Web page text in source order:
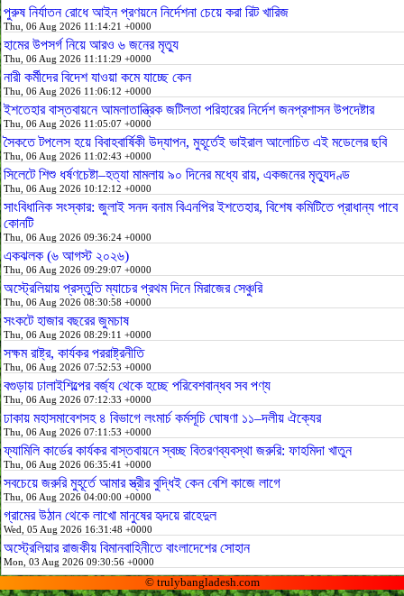
পুরুষ নির্যাতন রোধে আইন প্রণয়নে নির্দেশনা চেয়ে করা রিট খারিজ
Thu, 06 Aug 2026 11:14:21 +0000
হামের উপসর্গ নিয়ে আরও ৬ জনের মৃত্যু
Thu, 06 Aug 2026 11:11:29 +0000
নারী কর্মীদের বিদেশ যাওয়া কমে যাচ্ছে কেন
Thu, 06 Aug 2026 11:06:12 +0000
ইশতেহার বাস্তবায়নে আমলাতান্ত্রিক জটিলতা পরিহারের নির্দেশ জনপ্রশাসন উপদেষ্টার
Thu, 06 Aug 2026 11:05:07 +0000
সৈকতে টপলেস হয়ে বিবাহবার্ষিকী উদ্‌যাপন, মুহূর্তেই ভাইরাল আলোচিত এই মডেলের ছবি
Thu, 06 Aug 2026 11:02:43 +0000
সিলেটে শিশু ধর্ষণচেষ্টা–হত্যা মামলায় ৯০ দিনের মধ্যে রায়, একজনের মৃত্যুদণ্ড
Thu, 06 Aug 2026 10:12:12 +0000
সাংবিধানিক সংস্কার: জুলাই সনদ বনাম বিএনপির ইশতেহার, বিশেষ কমিটিতে প্রাধান্য পাবে
কোনটি
Thu, 06 Aug 2026 09:36:24 +0000
একঝলক (৬ আগস্ট ২০২৬)
Thu, 06 Aug 2026 09:29:07 +0000
অস্ট্রেলিয়ায় প্রস্তুতি ম্যাচের প্রথম দিনে মিরাজের সেঞ্চুরি
Thu, 06 Aug 2026 08:30:58 +0000
সংকটে হাজার বছরের জুমচাষ
Thu, 06 Aug 2026 08:29:11 +0000
সক্ষম রাষ্ট্র, কার্যকর পররাষ্ট্রনীতি
Thu, 06 Aug 2026 07:52:53 +0000
বগুড়ায় ঢালাইশিল্পের বর্জ্য থেকে হচ্ছে পরিবেশবান্ধব সব পণ্য
Thu, 06 Aug 2026 07:12:33 +0000
ঢাকায় মহাসমাবেশসহ ৪ বিভাগে লংমার্চ কর্মসূচি ঘোষণা ১১–দলীয় ঐক্যের
Thu, 06 Aug 2026 07:11:53 +0000
ফ্যামিলি কার্ডের কার্যকর বাস্তবায়নে স্বচ্ছ বিতরণব্যবস্থা জরুরি: ফাহমিদা খাতুন
Thu, 06 Aug 2026 06:35:41 +0000
সবচেয়ে জরুরি মুহূর্তে আমার স্ত্রীর বুদ্ধিই কেন বেশি কাজে লাগে
Thu, 06 Aug 2026 04:00:00 +0000
গ্রামের উঠান থেকে লাখো মানুষের হৃদয়ে রাহেদুল
Wed, 05 Aug 2026 16:31:48 +0000
অস্ট্রেলিয়ার রাজকীয় বিমানবাহিনীতে বাংলাদেশের সোহান
Mon, 03 Aug 2026 09:30:56 +0000
© trulybangladesh.com